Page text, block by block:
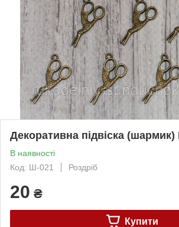
Декоративна підвіска
В наявності
Код: Ш-021
Роздріб
20 ₴
Купити